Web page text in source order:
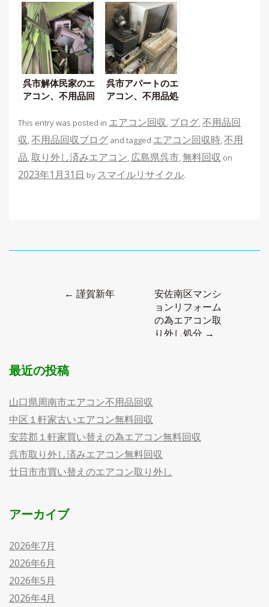
呉市解体民家のエ
アコン、不用品回
呉市アパートのエ
アコン、不用品処
This entry was posted in エアコン回収, ブログ,不用品回
収,不用品回収ブログ and tagged エアコン回収時,不用
品,取り外し済みエアコン, 広島県呉市,無料回収 on
2023年1月31日 by スマイルリサイクル.
a
i
g
a
t
i
o
n
← 謹賀新年
安佐南区マンシ
ョンリフォーム
の為エアコン取
り外し処分 →
最近の投稿
山口県周南市エアコン不用品回収
中区１軒家古いエアコン無料回収
安芸郡１軒家買い替えの為エアコン無料回収
呉市取り外し済みエアコン無料回収
廿日市市買い替えのエアコン取り外し
アーカイブ
2026年7月
2026年6月
2026年5月
2026年4月